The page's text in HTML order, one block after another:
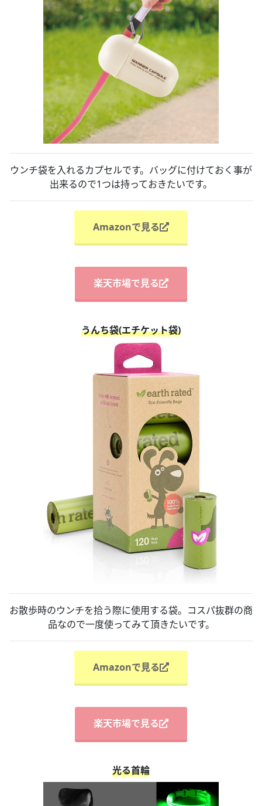
ウンチ袋を入れるカプセルです。バッグに付けておく事が
出来るので1つは持っておきたいです。
Amazonで見る
楽天市場で見る
うんち袋(エチケット袋)
お散歩時のウンチを拾う際に使用する袋。コスパ抜群の商
品なので一度使ってみて頂きたいです。
Amazonで見る
楽天市場で見る
光る首輪